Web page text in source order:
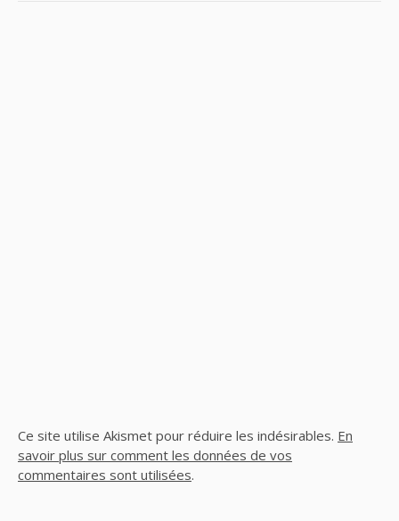
Ce site utilise Akismet pour réduire les indésirables. En
savoir plus sur comment les données de vos
commentaires sont utilisées.